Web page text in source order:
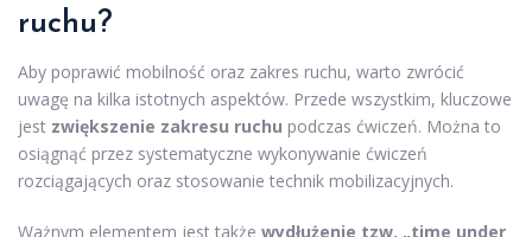
ruchu?
Aby poprawić mobilność oraz zakres ruchu, warto zwrócić
uwagę na kilka istotnych aspektów. Przede wszystkim, kluczowe
jest zwiększenie zakresu ruchu podczas ćwiczeń. Można to
osiągnąć przez systematyczne wykonywanie ćwiczeń
rozciągających oraz stosowanie technik mobilizacyjnych.
Ważnym elementem jest także wydłużenie tzw. „time under